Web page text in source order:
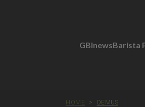
GBInewsBarista
HOME > DEMUS